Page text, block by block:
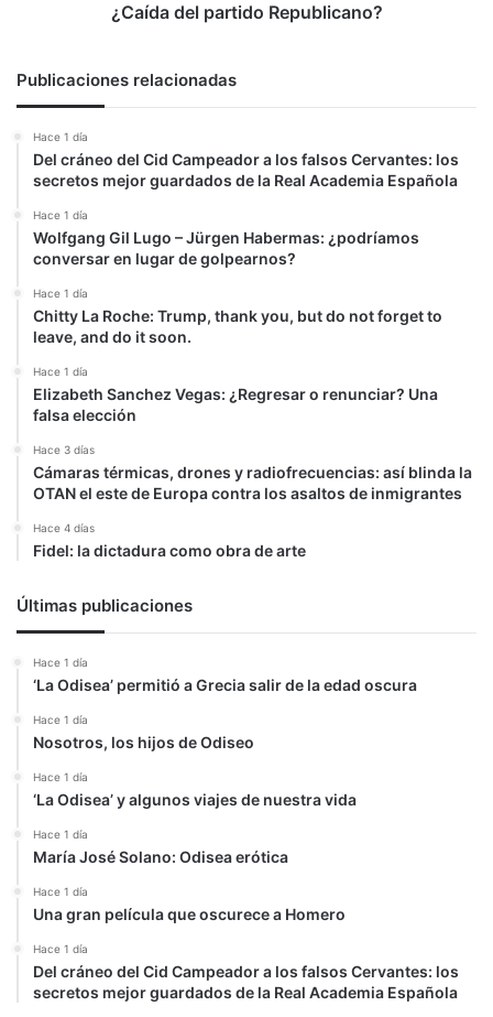
¿Caída del partido Republicano?
Publicaciones relacionadas
Hace 1 día
Del cráneo del Cid Campeador a los falsos Cervantes: los
secretos mejor guardados de la Real Academia Española
Hace 1 día
Wolfgang Gil Lugo – Jürgen Habermas: ¿podríamos
conversar en lugar de golpearnos?
Hace 1 día
Chitty La Roche: Trump, thank you, but do not forget to
leave, and do it soon.
Hace 1 día
Elizabeth Sanchez Vegas: ¿Regresar o renunciar? Una
falsa elección
Hace 3 días
Cámaras térmicas, drones y radiofrecuencias: así blinda la
OTAN el este de Europa contra los asaltos de inmigrantes
Hace 4 días
Fidel: la dictadura como obra de arte
Últimas publicaciones
Hace 1 día
‘La Odisea’ permitió a Grecia salir de la edad oscura
Hace 1 día
Nosotros, los hijos de Odiseo
Hace 1 día
‘La Odisea’ y algunos viajes de nuestra vida
Hace 1 día
María José Solano: Odisea erótica
Hace 1 día
Una gran película que oscurece a Homero
Hace 1 día
Del cráneo del Cid Campeador a los falsos Cervantes: los
secretos mejor guardados de la Real Academia Española